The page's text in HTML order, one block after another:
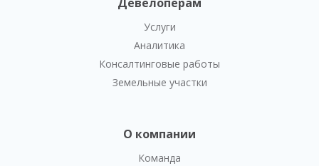
Услуги
Аналитика
Консалтинговые работы
Земельные участки
О компании
Команда